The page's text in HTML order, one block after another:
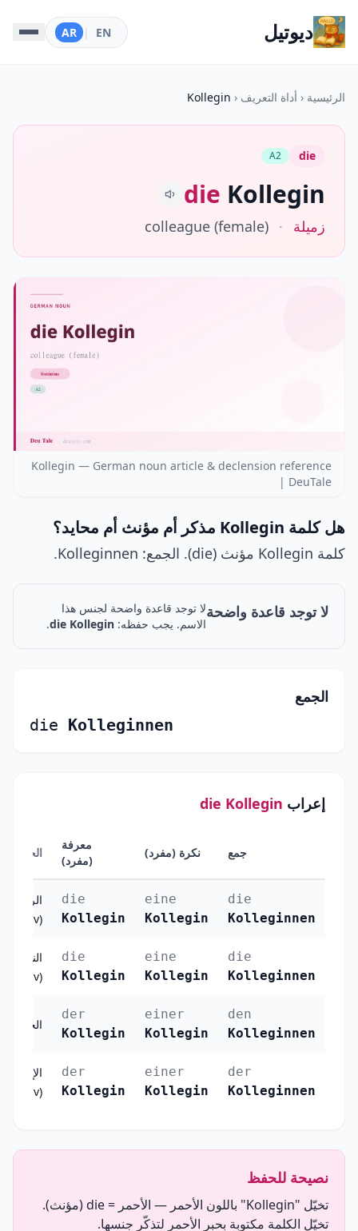
ديوتيل EN
|
AR
الرئيسية ‹ أداة التعريف ‹
Kollegin
die
A2
die Kollegin
زميلة ·
colleague (female)
Kollegin — German noun article & declension reference
| DeuTale
هل كلمة Kollegin مذكر أم مؤنث أم محايد؟
كلمة Kollegin مؤنث (die). الجمع: Kolleginnen.
لا توجد قاعدة واضحةلا توجد قاعدة واضحة لجنس هذا
الاسم. يجب حفظه: die Kollegin
.
الجمع
die Kolleginnen
إعراب die Kollegin
الحالة
معرفة
(مفرد)
نكرة (مفرد) جمع
الرفع
(Nominativ)
die
Kollegin
eine
Kollegin
die
Kolleginnen
النصب
(Akkusativ)
die
Kollegin
eine
Kollegin
die
Kolleginnen
الجر (Dativ)
der
Kollegin
einer
Kollegin
den
Kolleginnen
الإضافة
(Genitiv)
der
Kollegin
einer
Kollegin
der
Kolleginnen
نصيحة للحفظ
تخيّل "Kollegin" باللون الأحمر — الأحمر = die (مؤنث).
تخيّل الكلمة مكتوبة بحبر الأحمر لتذكّر جنسها.